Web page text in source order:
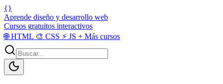
{}
Aprende diseño y desarrollo web
Cursos gratuitos interactivos
🌐HTML 🎨 CSS ⚡ JS + Más cursos